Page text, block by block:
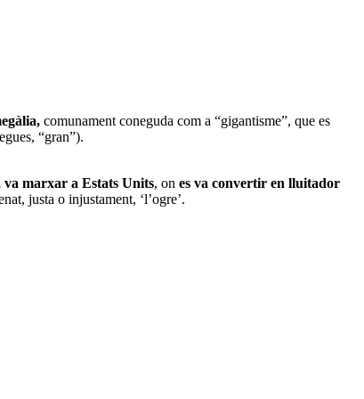
comunament coneguda com a “gigantisme”, que es
“gran”).
va marxar a Estats Units, on es va convertir en lluitador
justa o injustament, ‘l’ogre’.